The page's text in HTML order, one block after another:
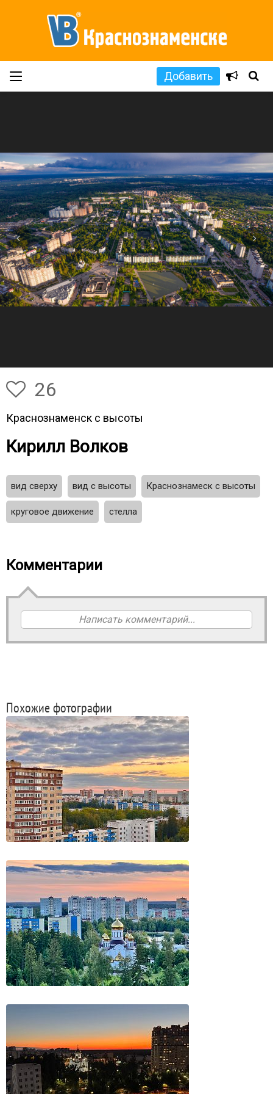
Добавить
26
Краснознаменск с высоты
Кирилл Волков
вид сверху вид с высоты Краснознамеск с высоты
круговое движение стелла
Комментарии
Написать комментарий...
Похожие фотографии